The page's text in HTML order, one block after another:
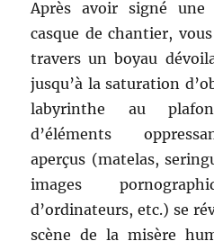
Après avoir signé une
casque de chantier,
travers un boyau
jusqu’à la saturation
labyrinthe au
d’éléments
aperçus (matelas,
images
d’ordinateurs, etc.) se
scène de la misère